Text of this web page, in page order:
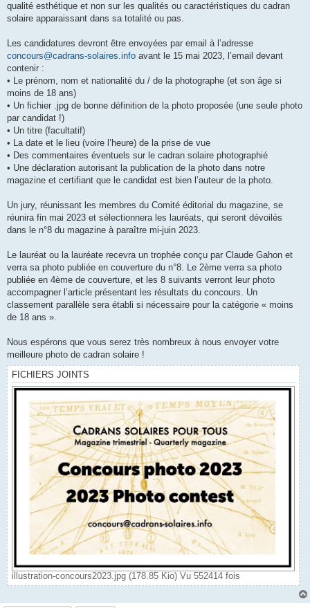
qualité esthétique et non sur les qualités ou caractéristiques du cadran
solaire apparaissant dans sa totalité ou pas.
Les candidatures devront être envoyées par email à l’adresse
concours@cadrans-solaires.info avant le 15 mai 2023, l’email devant
contenir :
• Le prénom, nom et nationalité du / de la photographe (et son âge si
moins de 18 ans)
• Un fichier .jpg de bonne définition de la photo proposée (une seule photo
par candidat !)
• Un titre (facultatif)
• La date et le lieu (voire l’heure) de la prise de vue
• Des commentaires éventuels sur le cadran solaire photographié
• Une déclaration autorisant la publication de la photo dans notre
magazine et certifiant que le candidat est bien l’auteur de la photo.
Un jury, réunissant les membres du Comité éditorial du magazine, se
réunira fin mai 2023 et sélectionnera les lauréats, qui seront dévoilés
dans le n°8 du magazine à paraître mi-juin 2023.
Le lauréat ou la lauréate recevra un trophée conçu par Claude Gahon et
verra sa photo publiée en couverture du n°8. Le 2ème verra sa photo
publiée en 4ème de couverture, et les 8 suivants verront leur photo
accompagner l’article présentant les résultats du concours. Un
classement parallèle sera établi si nécessaire pour la catégorie « moins
de 18 ans ».
Nous espérons que vous serez très nombreux à nous envoyer votre
meilleure photo de cadran solaire !
FICHIERS JOINTS
illustration-concours2023.jpg (178.85 Kio) Vu 552414 fois